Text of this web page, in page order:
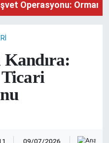
Operasyonu: Orman
Ticari
09/07/2026